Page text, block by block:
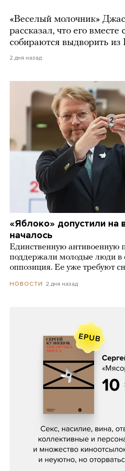
«Веселый молочник»
рассказал, что его вместе
собираются выдворить из
2 дня назад
«Яблоко» допустили на
началось
Единственную антивоенную
поддержали молодые люди в
оппозиция. Ее уже требуют
НОВОСТИ 2 дня назад
Сергей Кузнецов,